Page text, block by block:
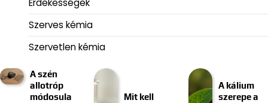
Érdekességek
Szerves kémia
Szervetlen kémia
A szén
allotróp
módosula
Mit kell
A kálium
szerepe a